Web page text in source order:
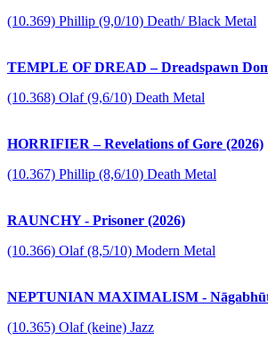
(10.369) Phillip (9,0/10) Death/ Black Metal
TEMPLE OF DREAD – Dreadspawn
(10.368) Olaf (9,6/10) Death Metal
HORRIFIER – Revelations of Gore (2026)
(10.367) Phillip (8,6/10) Death Metal
RAUNCHY - Prisoner (2026)
(10.366) Olaf (8,5/10) Modern Metal
NEPTUNIAN MAXIMALISM -
(10.365) Olaf (keine) Jazz